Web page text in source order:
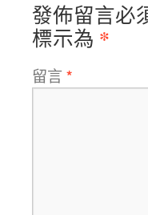
發佈留言必
標示為 *
留言 *